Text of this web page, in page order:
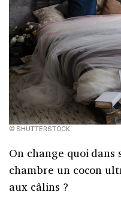
© SHUTTERSTOCK
On change quoi dans
chambre un cocon
aux câlins ?